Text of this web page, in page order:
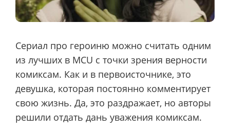
Сериал про героиню можно считать одним
из лучших в MCU с точки зрения верности
комиксам. Как и в первоисточнике, это
девушка, которая постоянно комментирует
свою жизнь. Да, это раздражает, но авторы
решили отдать дань уважения комиксам.